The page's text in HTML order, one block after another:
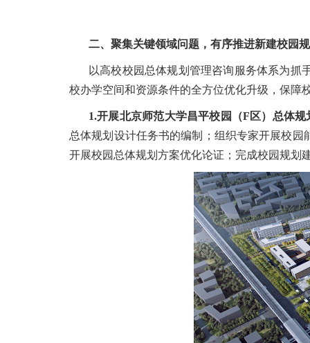
二、聚集关键领域问题，有序推进新建校园
以高校校园总体规划管理咨询服务体系为抓
校办学空间和资源条件的全方位优化升级，保障
1.开展北京师范大学昌平校园（F区）总体
总体规划设计任务书的编制；组织专家开展校
开展校园总体规划方案优化论证；完成校园规划